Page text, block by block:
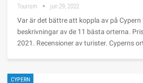
Tourism jun 29, 2022
Var är det bättre att koppla av på
beskrivningar av de 11 bästa orterna.
2021. Recensioner av turister. Cyperns
CYPERN